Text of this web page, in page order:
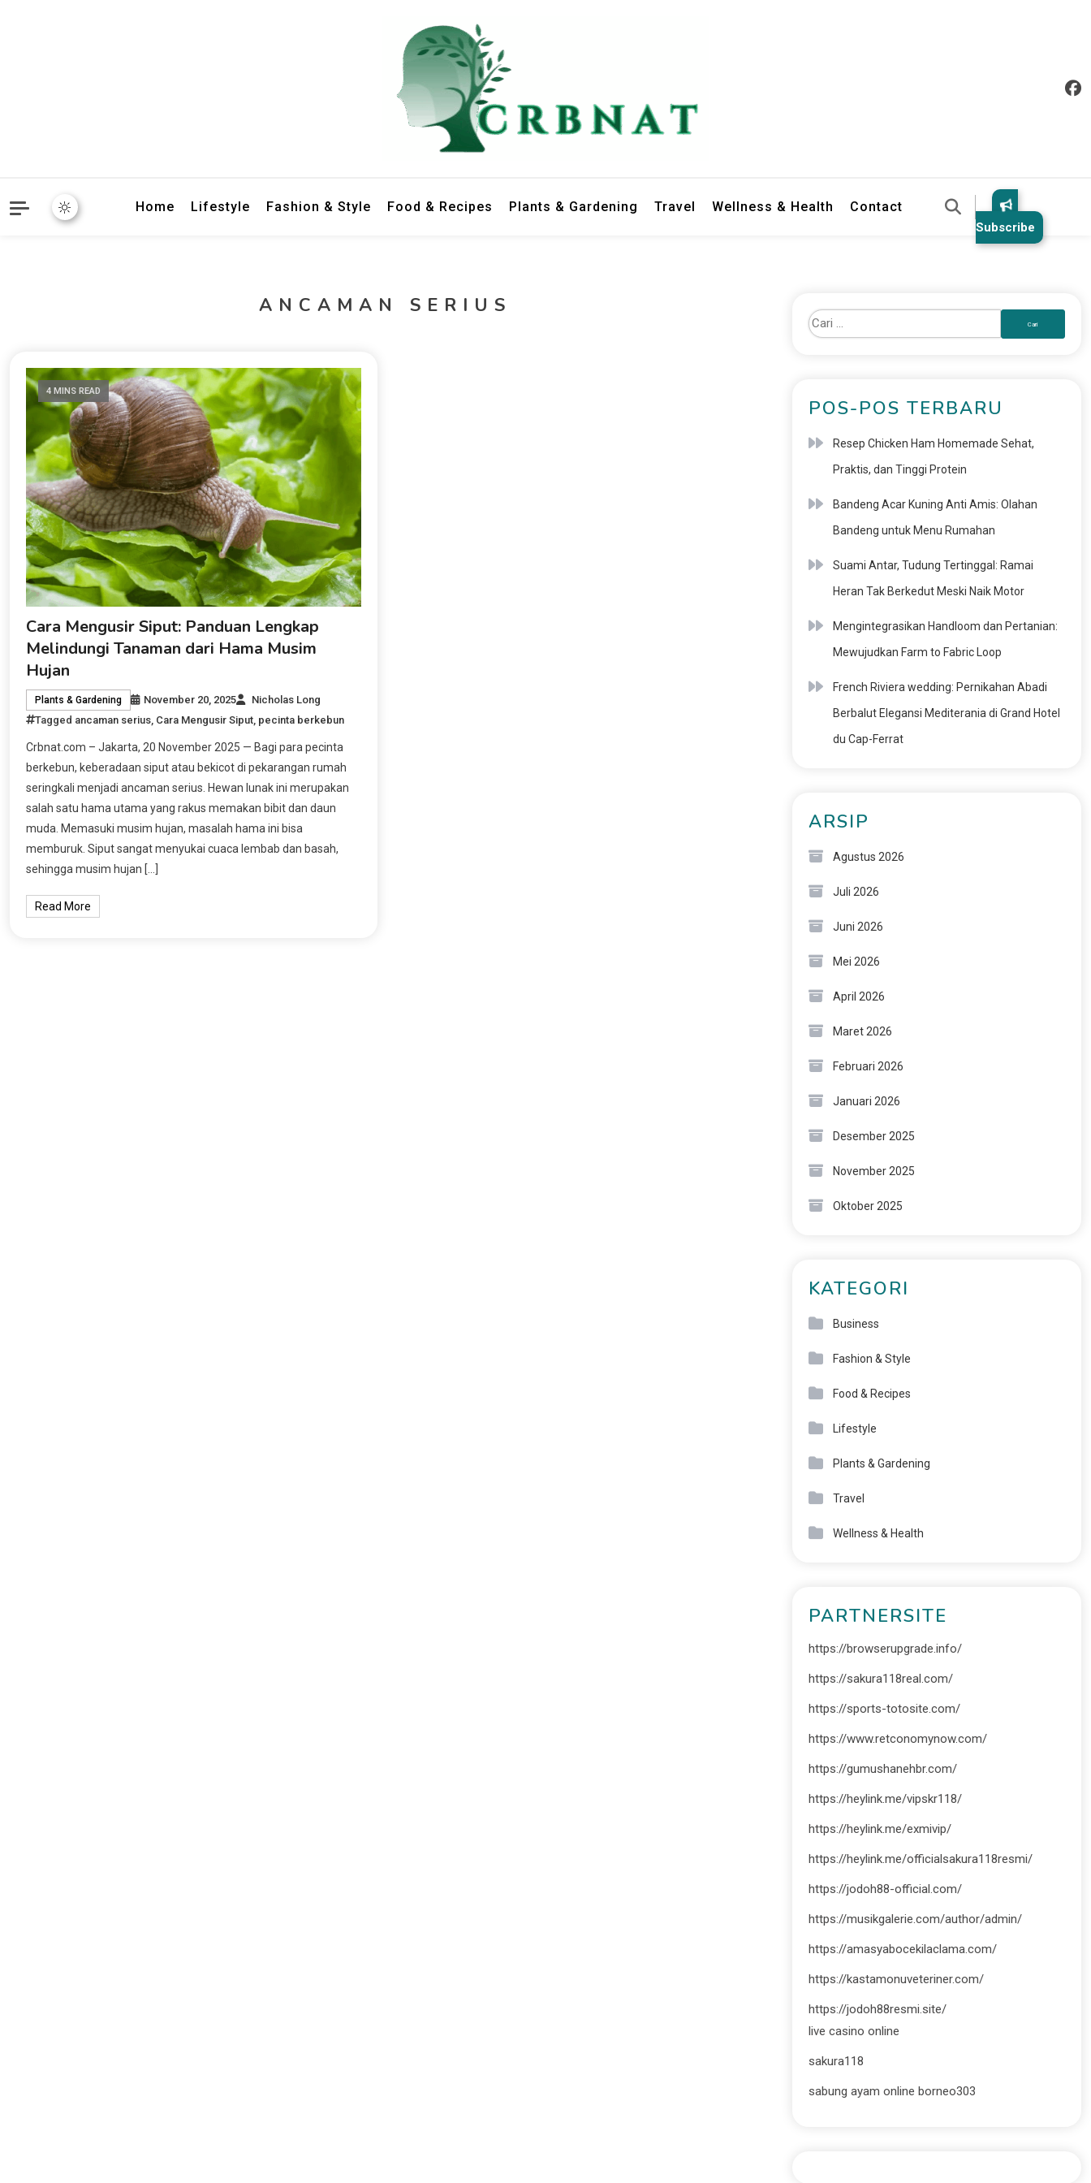
Home Lifestyle Fashion & Style Food & Recipes Plants & Gardening Travel Wellness & Health Contact
Subscribe
ANCAMAN SERIUS
4 MINS READ
Cara Mengusir Siput: Panduan Lengkap
Melindungi Tanaman dari Hama Musim
Hujan
Plants & Gardening November 20, 2025
Nicholas Long
Tagged ancaman serius Cara Mengusir Siput pecinta berkebun
Crbnat.com – Jakarta, 20 November 2025 — Bagi para pecinta
berkebun, keberadaan siput atau bekicot di pekarangan rumah
seringkali menjadi ancaman serius. Hewan lunak ini merupakan
salah satu hama utama yang rakus memakan bibit dan daun
muda. Memasuki musim hujan, masalah hama ini bisa
memburuk. Siput sangat menyukai cuaca lembab dan basah,
sehingga musim hujan […]
Read More
POS-POS TERBARU
Resep Chicken Ham Homemade Sehat,
Praktis, dan Tinggi Protein
Bandeng Acar Kuning Anti Amis: Olahan
Bandeng untuk Menu Rumahan
Suami Antar, Tudung Tertinggal: Ramai
Heran Tak Berkedut Meski Naik Motor
Mengintegrasikan Handloom dan Pertanian:
Mewujudkan Farm to Fabric Loop
French Riviera wedding: Pernikahan Abadi
Berbalut Elegansi Mediterania di Grand Hotel
du Cap-Ferrat
ARSIP
Agustus 2026
Juli 2026
Juni 2026
Mei 2026
April 2026
Maret 2026
Februari 2026
Januari 2026
Desember 2025
November 2025
Oktober 2025
KATEGORI
Business
Fashion & Style
Food & Recipes
Lifestyle
Plants & Gardening
Travel
Wellness & Health
PARTNERSITE
https://browserupgrade.info/
https://sakura118real.com/
https://sports-totosite.com/
https://www.retconomynow.com/
https://gumushanehbr.com/
https://heylink.me/vipskr118/
https://heylink.me/exmivip/
https://heylink.me/officialsakura118resmi/
https://jodoh88-official.com/
https://musikgalerie.com/author/admin/
https://amasyabocekilaclama.com/
https://kastamonuveteriner.com/
https://jodoh88resmi.site/
live casino online
sakura118
sabung ayam online borneo303